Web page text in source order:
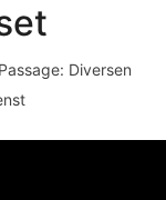
Passage: Diversen